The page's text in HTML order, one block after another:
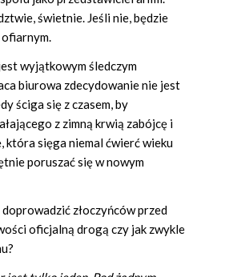
świetnie. Jeśli nie, będzie
ofiarnym.
wyjątkowym śledczym
biurowa zdecydowanie nie jest
ściga się z czasem, by
z zimną krwią zabójcę i
która sięga niemal ćwierć wieku
poruszać się w nowym
doprowadzić złoczyńców przed
oficjalną drogą czy jak zwykle